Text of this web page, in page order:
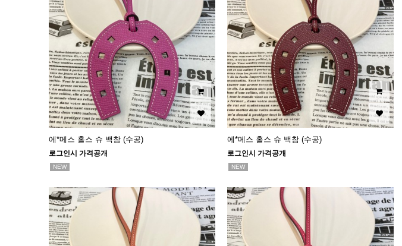
에*메스 홀스 슈 백참 (수공)
로그인시 가격공개
NEW
에*메스 홀스 슈 백참 (수공)
로그인시 가격공개
NEW